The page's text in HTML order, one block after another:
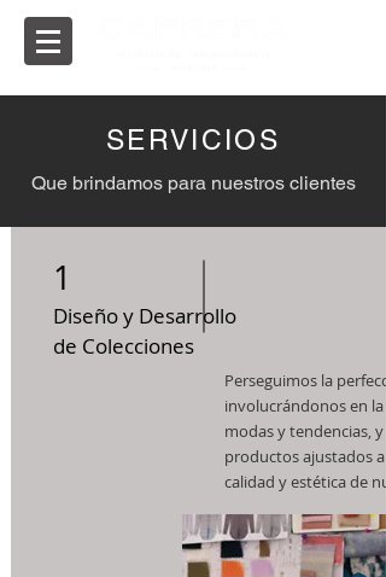
SERVICIOS
Que brindamos para nuestros clientes
1
Diseño y Desarrollo
de Colecciones
Perseguimos la
involucrándonos en la
modas y tendencias, y
productos ajustados a
calidad y estética de